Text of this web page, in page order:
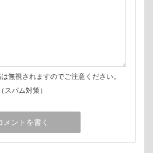
無視されますのでご注意ください。
（スパム対策）